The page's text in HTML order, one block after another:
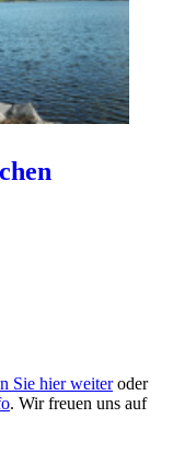
Sie hier weiteroder
. Wir freuen uns auf